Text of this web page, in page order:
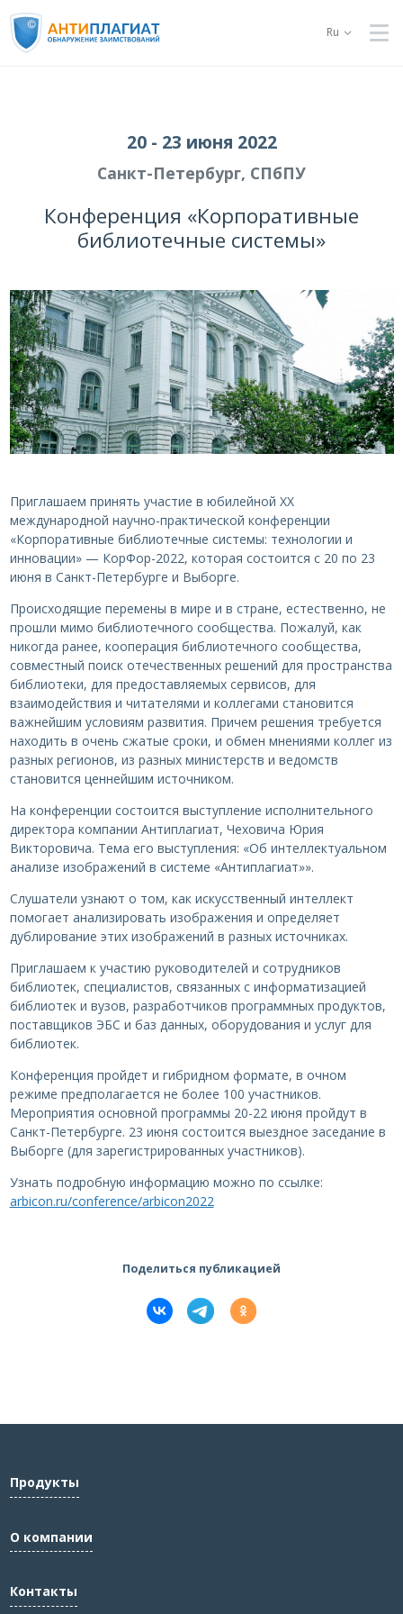
Ru
20 - 23 июня 2022
Санкт-Петербург, СПбПУ
Конференция «Корпоративные
библиотечные системы»
Приглашаем принять участие в юбилейной XX
международной научно-практической конференции
«Корпоративные библиотечные системы: технологии и
инновации» — КорФор-2022, которая состоится с 20 по 23
июня в Санкт-Петербурге и Выборге.
Происходящие перемены в мире и в стране, естественно, не
прошли мимо библиотечного сообщества. Пожалуй, как
никогда ранее, кооперация библиотечного сообщества,
совместный поиск отечественных решений для пространства
библиотеки, для предоставляемых сервисов, для
взаимодействия и читателями и коллегами становится
важнейшим условиям развития. Причем решения требуется
находить в очень сжатые сроки, и обмен мнениями коллег из
разных регионов, из разных министерств и ведомств
становится ценнейшим источником.
На конференции состоится выступление исполнительного
директора компании Антиплагиат, Чеховича Юрия
Викторовича. Тема его выступления: «Об интеллектуальном
анализе изображений в системе «Антиплагиат»».
Слушатели узнают о том, как искусственный интеллект
помогает анализировать изображения и определяет
дублирование этих изображений в разных источниках.
Приглашаем к участию руководителей и сотрудников
библиотек, специалистов, связанных с информатизацией
библиотек и вузов, разработчиков программных продуктов,
поставщиков ЭБС и баз данных, оборудования и услуг для
библиотек.
Конференция пройдет и гибридном формате, в очном
режиме предполагается не более 100 участников.
Мероприятия основной программы 20-22 июня пройдут в
Санкт-Петербурге. 23 июня состоится выездное заседание в
Выборге (для зарегистрированных участников).
Узнать подробную информацию можно по ссылке:
arbicon.ru/conference/arbicon2022
Поделиться публикацией
Продукты
О компании
Контакты